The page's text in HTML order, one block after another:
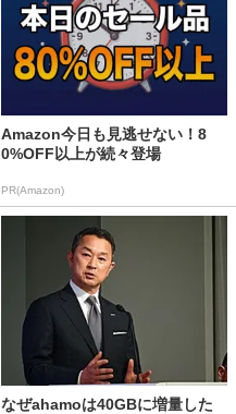
Amazon今日も見逃せない！8
0%OFF以上が続々登場
PR(Amazon)
なぜahamoは40GBに増量した